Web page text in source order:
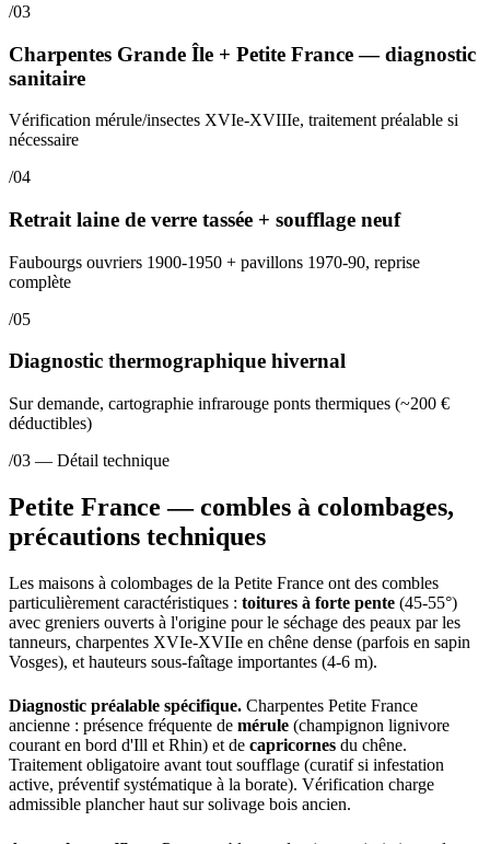
/03
Charpentes Grande Île + Petite France — diagnostic
sanitaire
Vérification mérule/insectes XVIe-XVIIIe, traitement préalable si
nécessaire
/04
Retrait laine de verre tassée + soufflage neuf
Faubourgs ouvriers 1900-1950 + pavillons 1970-90, reprise
complète
/05
Diagnostic thermographique hivernal
Sur demande, cartographie infrarouge ponts thermiques (~200 €
déductibles)
/03 — Détail technique
Petite France — combles à colombages,
précautions techniques
Les maisons à colombages de la Petite France ont des combles
particulièrement caractéristiques : toitures à forte pente (45-55°)
avec greniers ouverts à l'origine pour le séchage des peaux par les
tanneurs, charpentes XVIe-XVIIe en chêne dense (parfois en sapin
Vosges), et hauteurs sous-faîtage importantes (4-6 m).
Diagnostic préalable spécifique. Charpentes Petite France
ancienne : présence fréquente de mérule (champignon lignivore
courant en bord d'Ill et Rhin) et de capricornes du chêne.
Traitement obligatoire avant tout soufflage (curatif si infestation
active, préventif systématique à la borate). Vérification charge
admissible plancher haut sur solivage bois ancien.